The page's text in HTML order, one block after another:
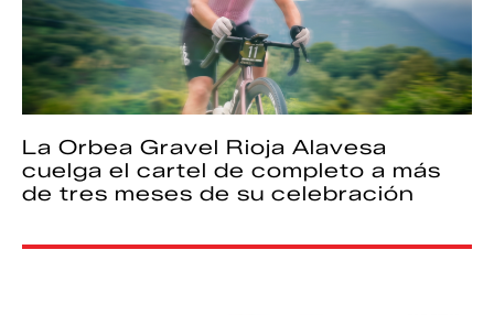
La Orbea Gravel Rioja Alavesa
cuelga el cartel de completo a más
de tres meses de su celebración